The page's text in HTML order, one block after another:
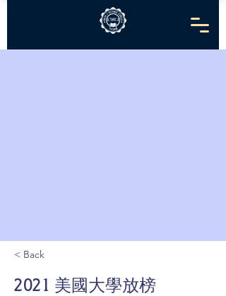
< Back
2021 美國大學放榜